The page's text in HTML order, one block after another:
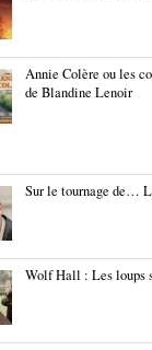
Annie Colère ou les
de Blandine Lenoir
Sur le tournage de…
Wolf Hall : Les loups